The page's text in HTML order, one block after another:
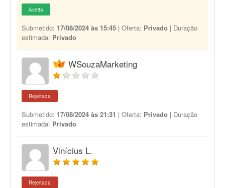
Aceita
Submetido: 17/08/2024 às 15:45 | Oferta: Privado | Duração
estimada: Privado
WSouzaMarketing
Rejeitada
Submetido: 17/08/2024 às 21:31 | Oferta: Privado | Duração
estimada: Privado
Vinícius L.
Rejeitada